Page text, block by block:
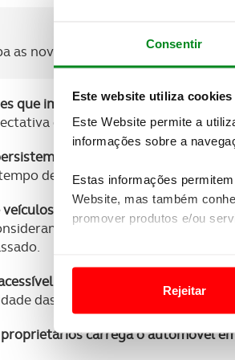
Consentir
Este website utiliza cookies
Este Website permite a
informações sobre a
Estas informações
Website, mas também
promover produtos e/ou
Usamos cookies para
funcionalidades de redes
Rejeitar
as novidades do mundo automóvel
que impulsionam o interesse pelos
de evolução tecnológica.
alguns obstáculos
de carregamento e a falta de
elétricos usados começa
provável adquirir um
surge como principal fator
das baterias e o valor de revenda.
carrega o automóvel